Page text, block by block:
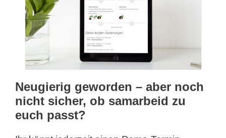
Neugierig geworden – aber noch
nicht sicher, ob samarbeid zu
euch passt?